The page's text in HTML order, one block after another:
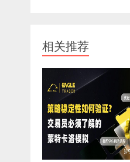
相关推荐